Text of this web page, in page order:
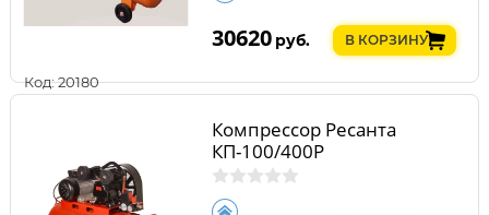
Код: 20180
30620 руб. В КОРЗИНУ
Компрессор Ресанта
КП-100/400Р